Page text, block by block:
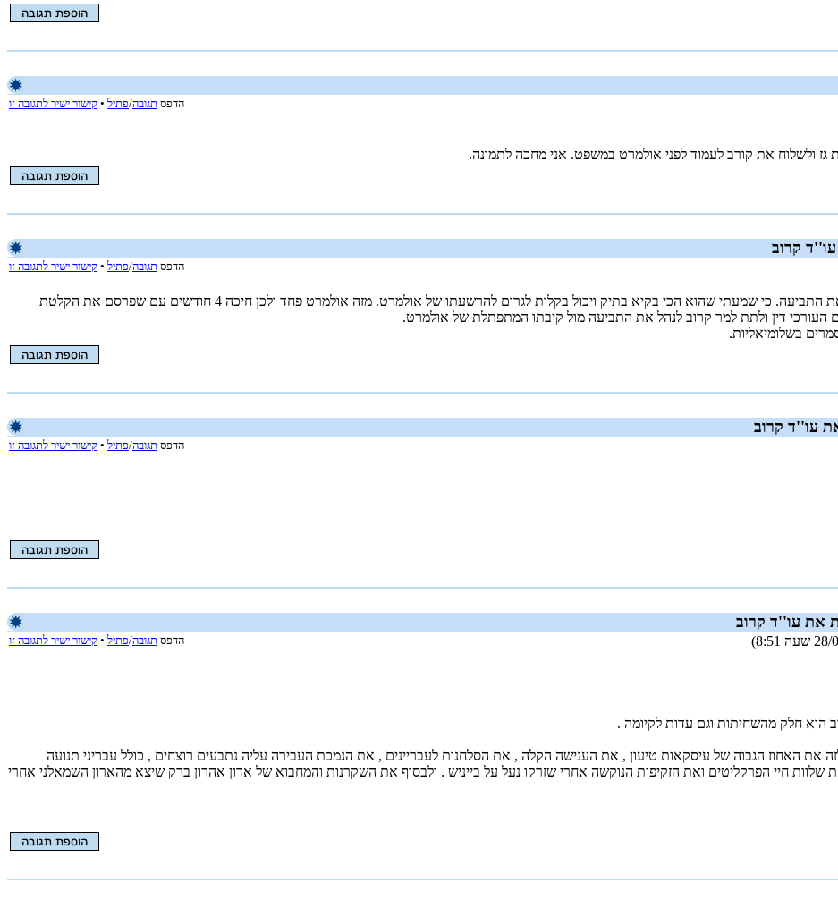
הדפס תגובה/פתיל • קישור ישיר לתגובה זו
גז ולשלוח את קורב לעמוד לפני אולמרט במשפט. אני מחכה לתמונה.
קרוב
הדפס תגובה/פתיל • קישור ישיר לתגובה זו
אלא לעשות ברור קצר שלא תלוי במשפט ואחר כך לתת לו להוביל את התביעה. כי שמעתי שהוא הכי בקיא בתיק ויכול בקלות לגרום להרשעתו של אולמרט. מזה אולמרט פחד ולכן חיכה 4 חודשים עם שפרסם את הקלטת
דין ולתת למר קרוב לנהל את התביעה מול קיבתו המתפתלת של אולמרט.
בשלומיאליות.
עו''ד קרוב
הדפס תגובה/פתיל • קישור ישיר לתגובה זו
את עו''ד קרוב
הדפס תגובה/פתיל • קישור ישיר לתגובה זו
חלק מהשחיתות וגם עדות לקיומה .
האחוז הגבוה של עיסקאות טיעון , את הענישה הקלה , את הסלחנות לעבריינים , את הנמכת העבירה עליה נתבעים רוצחים , כולל עבריני תנועה
חיי הפרקליטים ואת הזקיפות הנוקשה אחרי שזרקו נעל על בייניש . ולבסוף את השקרנות והמחבוא של אדון אהרון ברק שיצא מהארון השמאלני אחרי